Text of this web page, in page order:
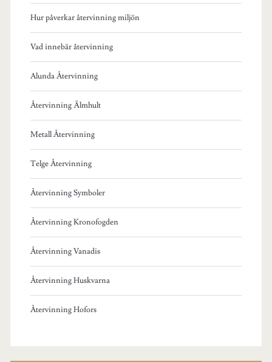
Hur påverkar återvinning miljön
Vad innebär återvinning
Alunda Återvinning
Återvinning Älmhult
Metall Återvinning
Telge Återvinning
Återvinning Symboler
Återvinning Kronofogden
Återvinning Vanadis
Återvinning Huskvarna
Återvinning Hofors